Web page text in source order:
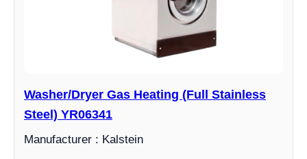
Washer/Dryer Gas Heating (Full Stainless
Steel) YR06341
Manufacturer : Kalstein